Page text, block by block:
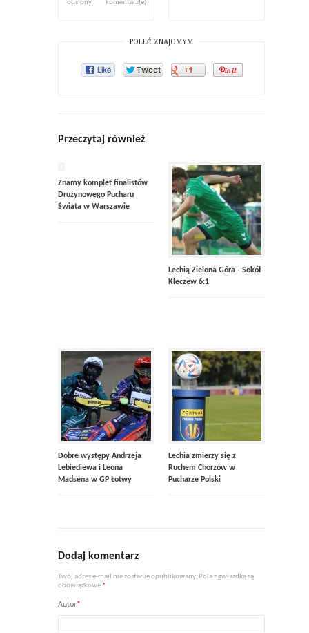
odsłony komentarz(e)
POLEĆ ZNAJOMYM
Przeczytaj również
Znamy komplet finalistów
Drużynowego Pucharu
Świata w Warszawie
Lechią Zielona Góra - Sokół
Kleczew 6:1
Dobre występy Andrzeja
Lebiediewa i Leona
Madsena w GP Łotwy
Lechia zmierzy się z
Ruchem Chorzów w
Pucharze Polski
Dodaj komentarz
Twój adres e-mail nie zostanie opublikowany. Pola z gwiazdką są
obowiązkowe *
Autor*